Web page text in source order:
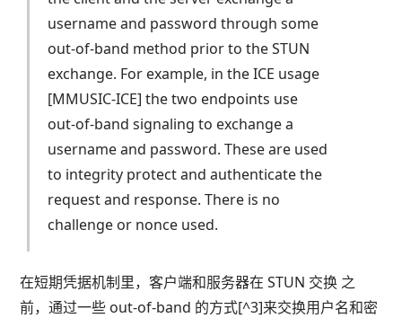
username and password through some
out-of-band method prior to the STUN
exchange. For example, in the ICE usage
[MMUSIC-ICE] the two endpoints use
out-of-band signaling to exchange a
username and password. These are used
to integrity protect and authenticate the
request and response. There is no
challenge or nonce used.
在短期凭据机制里，客户端和服务器在 STUN 交换 之
前，通过一些 out-of-band 的方式[^3]来交换用户名和密